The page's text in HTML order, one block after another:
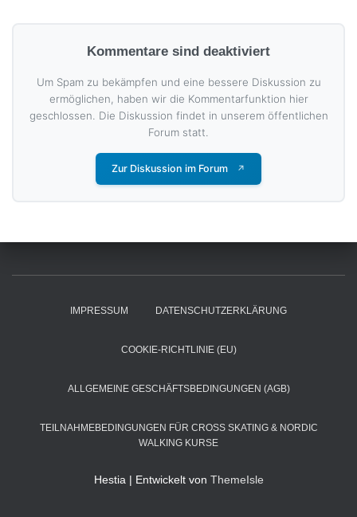
Kommentare sind deaktiviert
Um Spam zu bekämpfen und eine bessere Diskussion zu
ermöglichen, haben wir die Kommentarfunktion hier
geschlossen. Die Diskussion findet in unserem öffentlichen
Forum statt.
Zur Diskussion im Forum ↗
IMPRESSUM DATENSCHUTZERKLÄRUNG
COOKIE-RICHTLINIE (EU)
ALLGEMEINE GESCHÄFTSBEDINGUNGEN (AGB)
TEILNAHMEBEDINGUNGEN FÜR CROSS SKATING & NORDIC
WALKING KURSE
Hestia | Entwickelt von ThemeIsle